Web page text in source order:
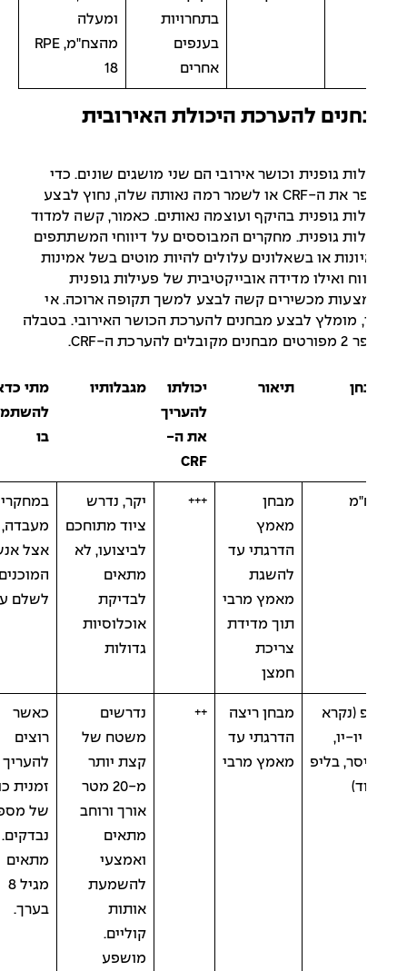
בתחרויות
בענפים
מהצח"מ, RPE
להערכת היכולת האירובית
גופנית וכושר אירובי הם שני מושגים שונים. כדי
לשפר את ה-CRF או לשמר רמה נאותה שלה, נחוץ לבצע
גופנית בהיקף ועוצמה נאותים. כאמור, קשה למדוד
גופנית. מחקרים המבוססים על דיווחי המשתתפים
או בשאלונים עלולים להיות מוטים בשל אמינות
ואילו מדידה אובייקטיבית של פעילות גופנית
מכשירים קשה לבצע למשך תקופה ארוכה. אי
מומלץ לבצע מבחנים להערכת הכושר האירובי. בטבלה
להעריך
מגבלותיו
מתי כדאי
להשתמש
הדרגתי עד
להשגת
מאמץ מרבי
תוך מדידת
יקר, נדרש
ציוד מתוחכם
לביצועו, לא
מתאים
לבדיקת
אוכלוסיות
גדולות
במחקרי
מעבדה,
אצל אנשים
המוכנים
לשלם עליו
(נקרא
בליפ
מבחן ריצה
הדרגתי עד
מאמץ מרבי
++
נדרשים
משטח של
קצת יותר
מ-20 מטר
אורך ורוחב
מתאים
ואמצעי
להשמעת
קוליים.
מושפע
רוצים
להעריך בו
זמנית כושר
של מספר
נבדקים.
מתאים